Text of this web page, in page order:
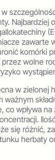
w
Najbardziej
zawarte
komórki
przez wolne
w zielonej
ważnym
co wpływa
się różnić,
herbaty